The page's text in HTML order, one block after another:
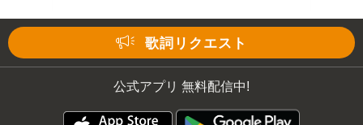
歌詞リクエスト
公式アプリ 無料配信中!